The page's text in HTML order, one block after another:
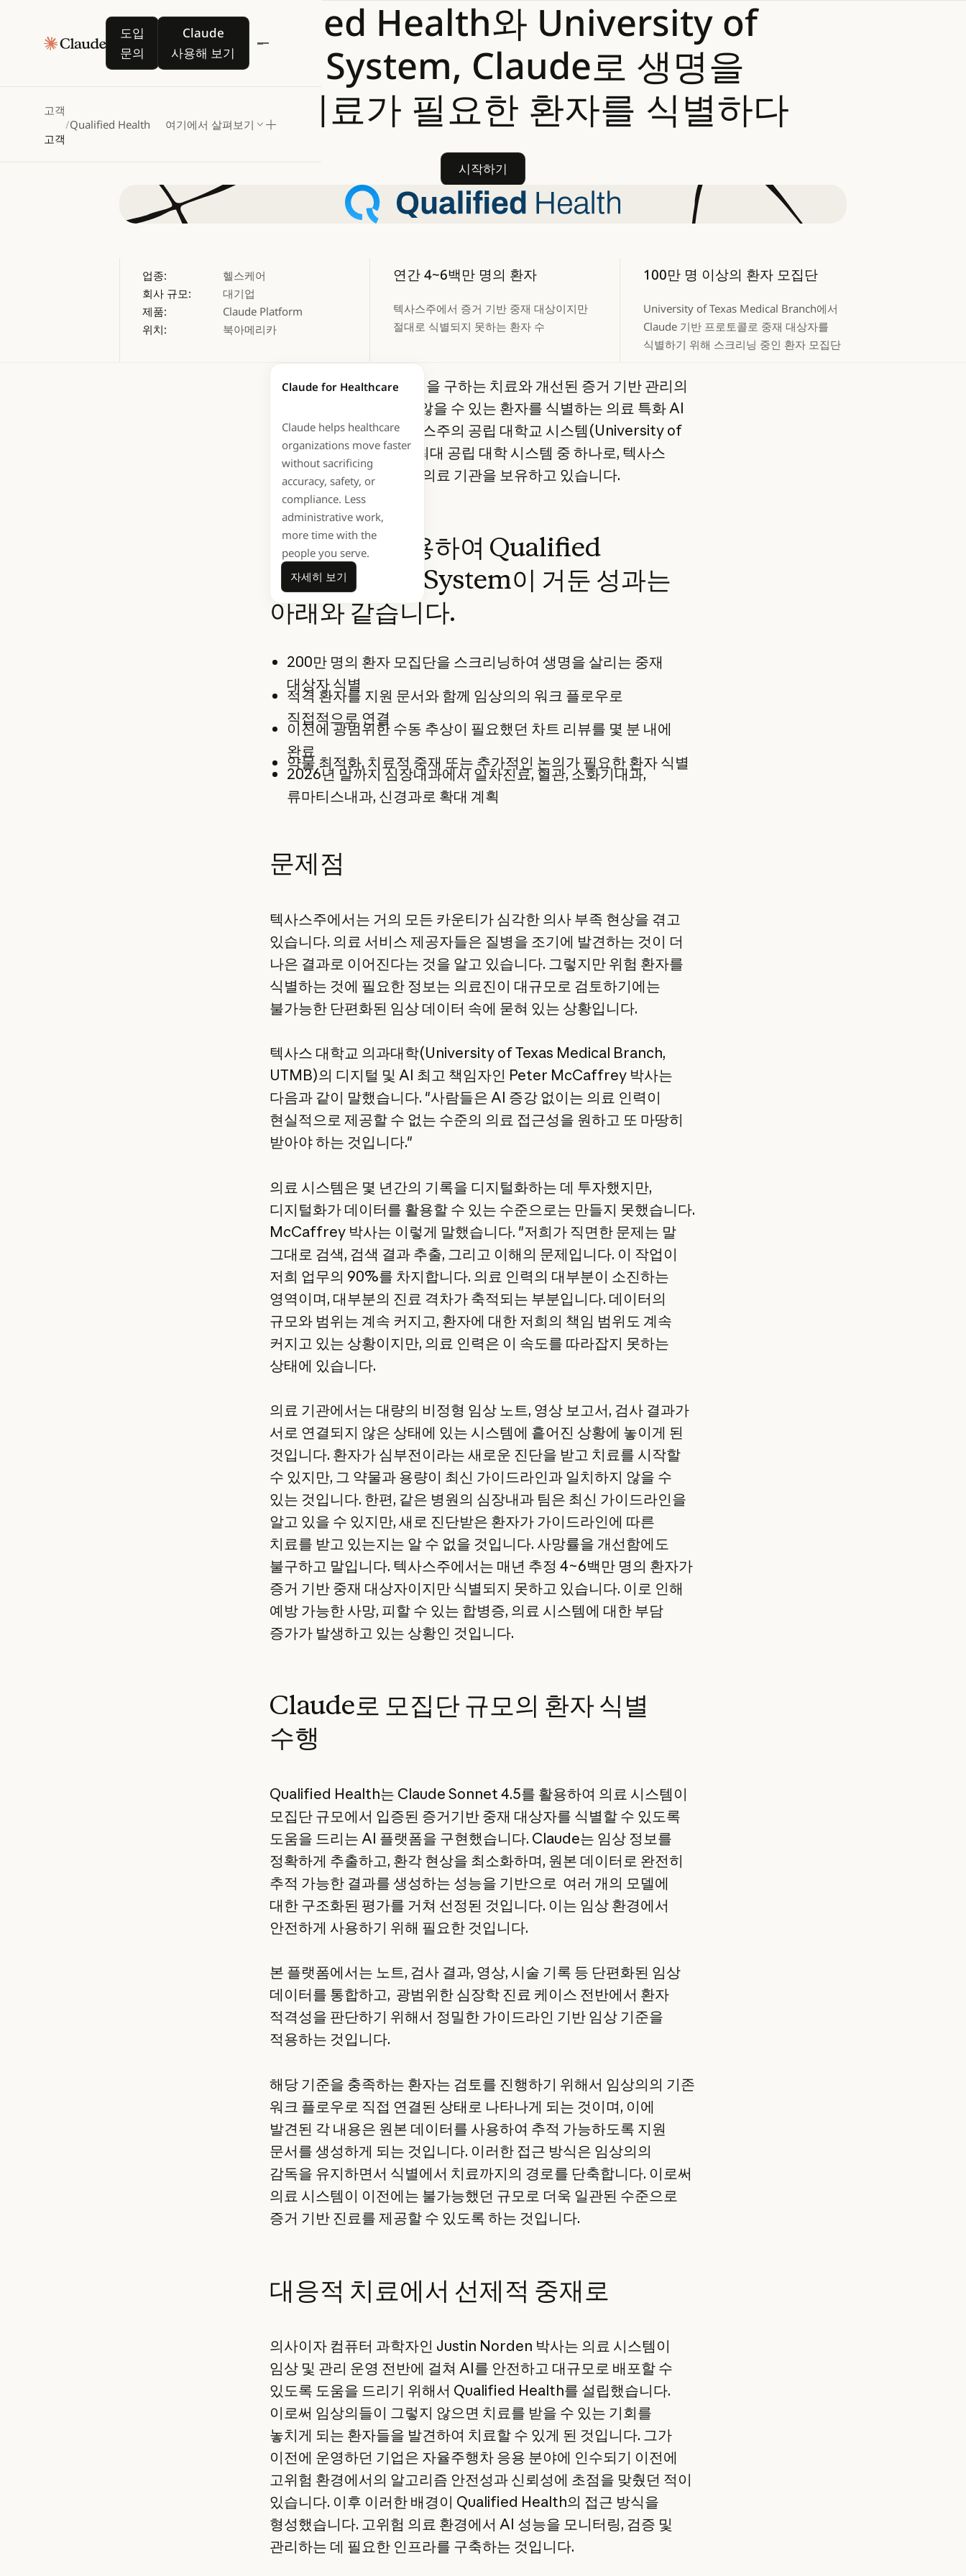
도입
문의
도입 문의
Claude
사용해 보기
Claude 사용해 보기
고객
고객
/Qualified Health 여기에서 살펴보기
Qualified Health와 University of
Texas
System, Claude로 생명을
구하는
치료가 필요한 환자를 식별하다
시작하기
시작하기
업종:
헬스케어
회사 규모:
대기업
제품:
Claude Platform
위치:
북아메리카
연간 4~6백만 명의 환자
텍사스주에서 증거 기반 중재 대상이지만
절대로 식별되지 못하는 환자 수
100만 명 이상의 환자 모집단
University of Texas Medical Branch에서
Claude 기반 프로토콜로 중재 대상자를
식별하기 위해 스크리닝 중인 환자 모집단
Claude for Healthcare
Claude helps healthcare
organizations move faster
without sacrificing
accuracy, safety, or
compliance. Less
administrative work,
more time with the
people you serve.
자세히 보기
자세히 보기
Qualified Health는 생명을 구하는 치료와 개선된 증거 기반 관리의
대상자이지만 발견되지 않을 수 있는 환자를 식별하는 의료 특화 AI
플랫폼입니다. 미국 텍사스주의 공립 대학교 시스템(University of
Texas System)은 미국 최대 공립 대학 시스템 중 하나로, 텍사스
전역의 환자를 진료하는 의료 기관을 보유하고 있습니다.
Claude를 사용하여 Qualified
Health와 UT System이 거둔 성과는
아래와 같습니다.
200만 명의 환자 모집단을 스크리닝하여 생명을 살리는 중재
대상자 식별
적격 환자를 지원 문서와 함께 임상의의 워크 플로우로
직접적으로 연결
이전에 광범위한 수동 추상이 필요했던 차트 리뷰를 몇 분 내에
완료
약물 최적화, 치료적 중재 또는 추가적인 논의가 필요한 환자 식별
2026년 말까지 심장내과에서 일차진료, 혈관, 소화기내과,
류마티스내과, 신경과로 확대 계획
문제점
텍사스주에서는 거의 모든 카운티가 심각한 의사 부족 현상을 겪고
있습니다. 의료 서비스 제공자들은 질병을 조기에 발견하는 것이 더
나은 결과로 이어진다는 것을 알고 있습니다. 그렇지만 위험 환자를
식별하는 것에 필요한 정보는 의료진이 대규모로 검토하기에는
불가능한 단편화된 임상 데이터 속에 묻혀 있는 상황입니다.
텍사스 대학교 의과대학(University of Texas Medical Branch,
UTMB)의 디지털 및 AI 최고 책임자인 Peter McCaffrey 박사는
다음과 같이 말했습니다. "사람들은 AI 증강 없이는 의료 인력이
현실적으로 제공할 수 없는 수준의 의료 접근성을 원하고 또 마땅히
받아야 하는 것입니다."
의료 시스템은 몇 년간의 기록을 디지털화하는 데 투자했지만,
디지털화가 데이터를 활용할 수 있는 수준으로는 만들지 못했습니다.
McCaffrey 박사는 이렇게 말했습니다. "저희가 직면한 문제는 말
그대로 검색, 검색 결과 추출, 그리고 이해의 문제입니다. 이 작업이
저희 업무의 90%를 차지합니다. 의료 인력의 대부분이 소진하는
영역이며, 대부분의 진료 격차가 축적되는 부분입니다. 데이터의
규모와 범위는 계속 커지고, 환자에 대한 저희의 책임 범위도 계속
커지고 있는 상황이지만, 의료 인력은 이 속도를 따라잡지 못하는
상태에 있습니다.
의료 기관에서는 대량의 비정형 임상 노트, 영상 보고서, 검사 결과가
서로 연결되지 않은 상태에 있는 시스템에 흩어진 상황에 놓이게 된
것입니다. 환자가 심부전이라는 새로운 진단을 받고 치료를 시작할
수 있지만, 그 약물과 용량이 최신 가이드라인과 일치하지 않을 수
있는 것입니다. 한편, 같은 병원의 심장내과 팀은 최신 가이드라인을
알고 있을 수 있지만, 새로 진단받은 환자가 가이드라인에 따른
치료를 받고 있는지는 알 수 없을 것입니다. 사망률을 개선함에도
불구하고 말입니다. 텍사스주에서는 매년 추정 4~6백만 명의 환자가
증거 기반 중재 대상자이지만 식별되지 못하고 있습니다. 이로 인해
예방 가능한 사망, 피할 수 있는 합병증, 의료 시스템에 대한 부담
증가가 발생하고 있는 상황인 것입니다.
Claude로 모집단 규모의 환자 식별
수행
Qualified Health는 Claude Sonnet 4.5를 활용하여 의료 시스템이
모집단 규모에서 입증된 증거기반 중재 대상자를 식별할 수 있도록
도움을 드리는 AI 플랫폼을 구현했습니다. Claude는 임상 정보를
정확하게 추출하고, 환각 현상을 최소화하며, 원본 데이터로 완전히
추적 가능한 결과를 생성하는 성능을 기반으로 여러 개의 모델에
대한 구조화된 평가를 거쳐 선정된 것입니다. 이는 임상 환경에서
안전하게 사용하기 위해 필요한 것입니다.
본 플랫폼에서는 노트, 검사 결과, 영상, 시술 기록 등 단편화된 임상
데이터를 통합하고, 광범위한 심장학 진료 케이스 전반에서 환자
적격성을 판단하기 위해서 정밀한 가이드라인 기반 임상 기준을
적용하는 것입니다.
해당 기준을 충족하는 환자는 검토를 진행하기 위해서 임상의의 기존
워크 플로우로 직접 연결된 상태로 나타나게 되는 것이며, 이에
발견된 각 내용은 원본 데이터를 사용하여 추적 가능하도록 지원
문서를 생성하게 되는 것입니다. 이러한 접근 방식은 임상의의
감독을 유지하면서 식별에서 치료까지의 경로를 단축합니다. 이로써
의료 시스템이 이전에는 불가능했던 규모로 더욱 일관된 수준으로
증거 기반 진료를 제공할 수 있도록 하는 것입니다.
대응적 치료에서 선제적 중재로
의사이자 컴퓨터 과학자인 Justin Norden 박사는 의료 시스템이
임상 및 관리 운영 전반에 걸쳐 AI를 안전하고 대규모로 배포할 수
있도록 도움을 드리기 위해서 Qualified Health를 설립했습니다.
이로써 임상의들이 그렇지 않으면 치료를 받을 수 있는 기회를
놓치게 되는 환자들을 발견하여 치료할 수 있게 된 것입니다. 그가
이전에 운영하던 기업은 자율주행차 응용 분야에 인수되기 이전에
고위험 환경에서의 알고리즘 안전성과 신뢰성에 초점을 맞췄던 적이
있습니다. 이후 이러한 배경이 Qualified Health의 접근 방식을
형성했습니다. 고위험 의료 환경에서 AI 성능을 모니터링, 검증 및
관리하는 데 필요한 인프라를 구축하는 것입니다.